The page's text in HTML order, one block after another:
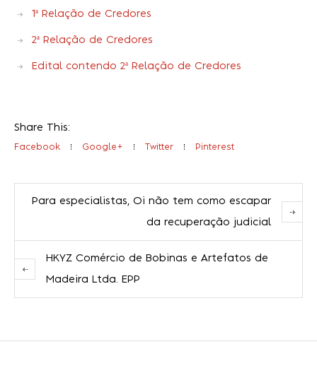
1ª Relação de Credores
2ª Relação de Credores
Edital contendo 2ª Relação de Credores
Share This:
Facebook Google+ Twitter Pinterest
Para especialistas, Oi não tem como escapar
da recuperação judicial
HKYZ Comércio de Bobinas e Artefatos de
Madeira Ltda. EPP